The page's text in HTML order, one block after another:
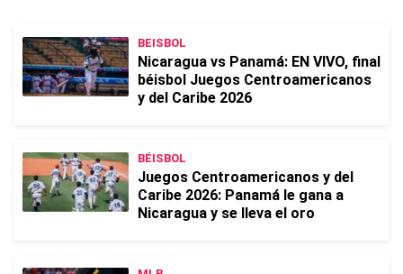
BEISBOL
Nicaragua vs Panamá: EN VIVO, final
béisbol Juegos Centroamericanos
y del Caribe 2026
BÉISBOL
Juegos Centroamericanos y del
Caribe 2026: Panamá le gana a
Nicaragua y se lleva el oro